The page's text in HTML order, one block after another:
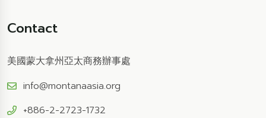
Contact
美國蒙大拿州亞太商務辦事處
info@montanaasia.org
+886-2-2723-1732